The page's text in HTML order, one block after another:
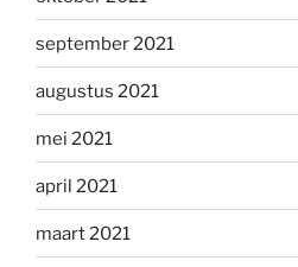
september 2021
augustus 2021
mei 2021
april 2021
maart 2021